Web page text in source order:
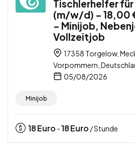
Tischlerhelfer
(m/w/d) – 18,00
– Minijob,
Vollzeitjob
17358 Torgelow,
Vorpommern,
05/08/2026
Minijob
18Euro -18Euro / Stunde